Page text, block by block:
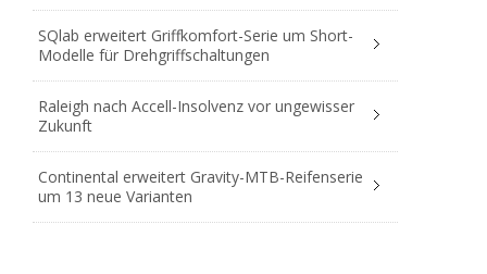
SQlab erweitert Griffkomfort-Serie um Short-
Modelle für Drehgriffschaltungen
Raleigh nach Accell-Insolvenz vor ungewisser
Zukunft
Continental erweitert Gravity-MTB-Reifenserie
um 13 neue Varianten